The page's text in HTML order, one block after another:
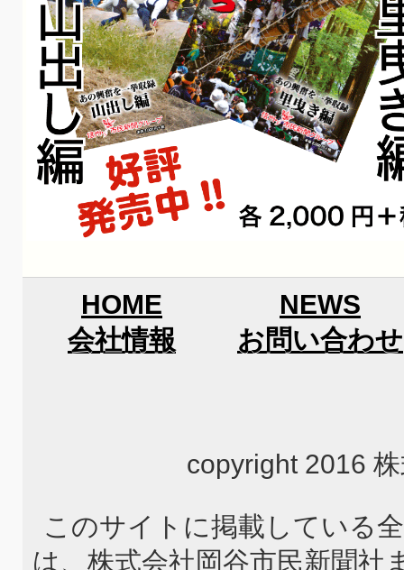
HOME
NEWS
会社情報
お問い合わせ
copyright 2016
このサイトに掲載している
は、株式会社岡谷市民新聞社